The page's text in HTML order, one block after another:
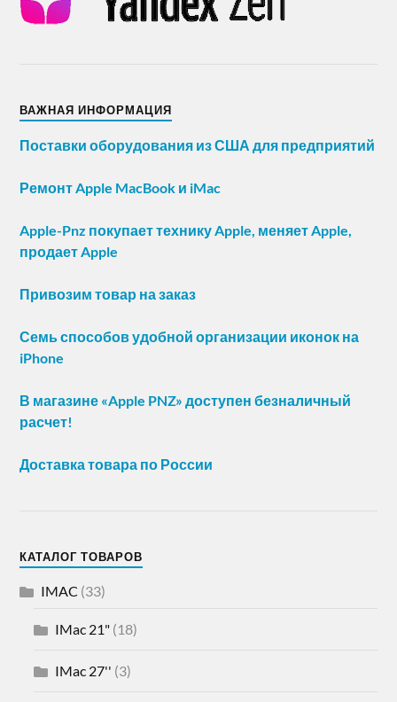
ВАЖНАЯ ИНФОРМАЦИЯ
Поставки оборудования из США для предприятий
Ремонт Apple MacBook и iMac
Apple-Pnz покупает технику Apple, меняет Apple,
продает Apple
Привозим товар на заказ
Семь способов удобной организации иконок на
iPhone
В магазине «Apple PNZ» доступен безналичный
расчет!
Доставка товара по России
КАТАЛОГ ТОВАРОВ
IMAC (33)
IMac 21" (18)
IMac 27'' (3)